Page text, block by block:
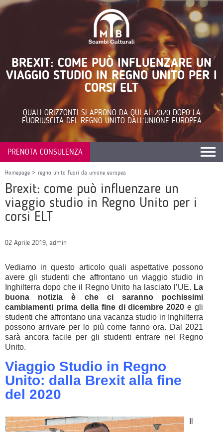
BREXIT: COME PUÒ INFLUENZARE UN
VIAGGIO STUDIO IN REGNO UNITO PER I
CORSI ELT
QUALI ORIZZONTI SI APRONO DA QUI AL 2020 DOPO LA
FUORIUSCITA DEL REGNO UNITO DALL’UNIONE EUROPEA
PRENOTA CONSULENZA
Homepage > regno unito fuori da unione europea
Brexit: come può influenzare un
viaggio studio in Regno Unito per i
corsi ELT
02 Aprile 2019, admin
Vediamo in questo articolo quali aspettative possono
avere gli studenti che affrontano un viaggio studio in
Inghilterra dopo che il Regno Unito ha lasciato l’UE. La
buona notizia è che ci saranno pochissimi
cambiamenti prima della fine di dicembre 2020 e gli
studenti che affrontano una vacanza studio in Inghilterra
possono arrivare per lo più come fanno ora. Dal 2021
sarà ancora facile per gli studenti entrare nel Regno
Unito.
Viaggio Studio in Regno
Unito: dalla Brexit alla fine
del 2020